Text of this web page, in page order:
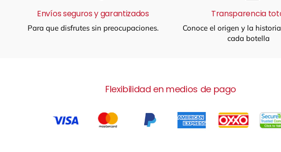
Envíos seguros y garantizados
Para que disfrutes sin preocupaciones.
Transparencia
Conoce el origen y la
cada botella
Flexibilidad en medios de pago